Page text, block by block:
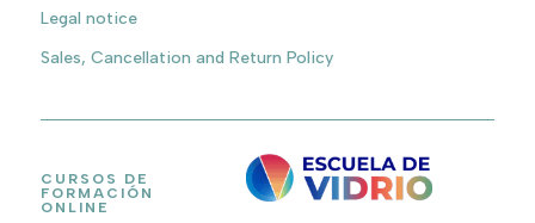
Legal notice
Sales, Cancellation and Return Policy
CURSOS DE
FORMACIÓN
ONLINE